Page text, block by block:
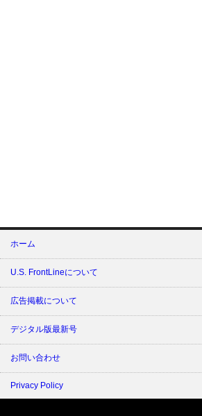
ホーム
U.S. FrontLineについて
広告掲載について
デジタル版最新号
お問い合わせ
Privacy Policy